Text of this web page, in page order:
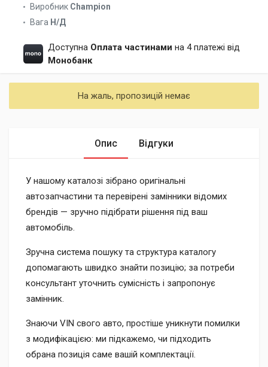
Виробник Champion
Вага Н/Д
Доступна Оплата частинами на 4 платежі від
Монобанк
На жаль, пропозицій немає
Опис Відгуки
У нашому каталозі зібрано оригінальні
автозапчастини та перевірені замінники відомих
брендів — зручно підібрати рішення під ваш
автомобіль.
Зручна система пошуку та структура каталогу
допомагають швидко знайти позицію; за потреби
консультант уточнить сумісність і запропонує
замінник.
Знаючи VIN свого авто, простіше уникнути помилки
з модифікацією: ми підкажемо, чи підходить
обрана позиція саме вашій комплектації.